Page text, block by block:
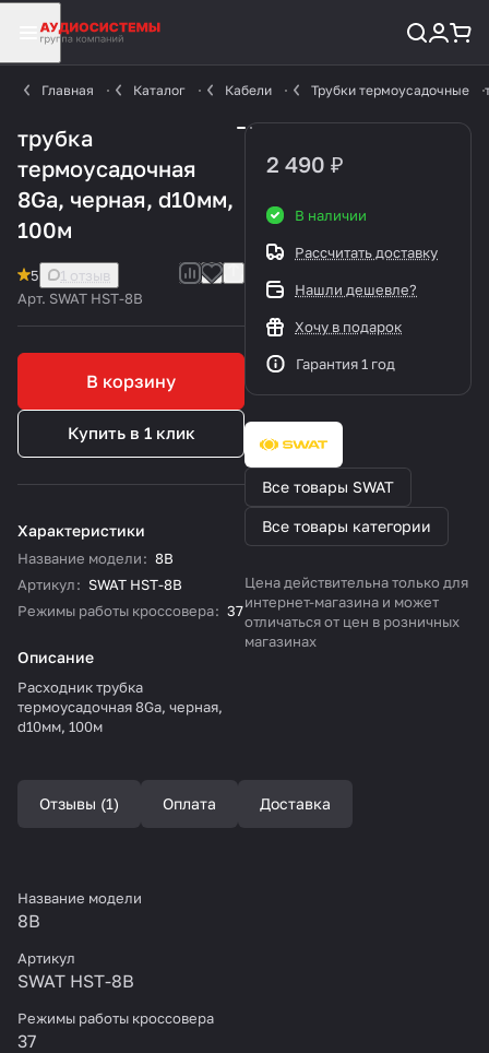
Главная Каталог Кабели Трубки термоусадочные
трубка
термоусадочная
8Ga, черная, d10мм,
100м
5
1 отзыв
Арт. SWAT HST-8B
В корзину
Купить в 1 клик
Характеристики
Название модели: 8B
Артикул: SWAT HST-8B
Режимы работы кроссовера: 37
Описание
Расходник трубка
термоусадочная 8Ga, черная,
d10мм, 100м
2 490 ₽
В наличии
Рассчитать доставку
Нашли дешевле?
Хочу в подарок
Гарантия 1 год
Все товары SWAT
Все товары категории
Цена действительна только для
интернет-магазина и может
отличаться от цен в розничных
магазинах
Отзывы (1) Оплата Доставка
Название модели
8B
Артикул
SWAT HST-8B
Режимы работы кроссовера
37